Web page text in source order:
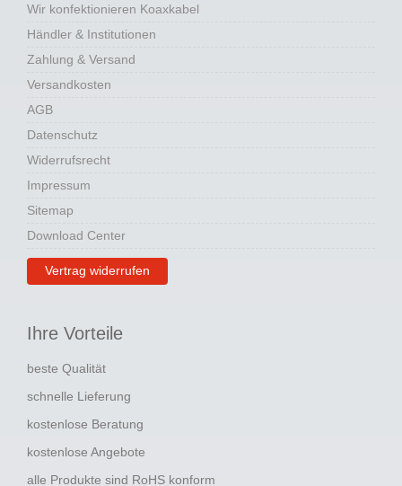
Wir konfektionieren Koaxkabel
Händler & Institutionen
Zahlung & Versand
Versandkosten
AGB
Datenschutz
Widerrufsrecht
Impressum
Sitemap
Download Center
Vertrag widerrufen
Ihre Vorteile
beste Qualität
schnelle Lieferung
kostenlose Beratung
kostenlose Angebote
alle Produkte sind RoHS konform